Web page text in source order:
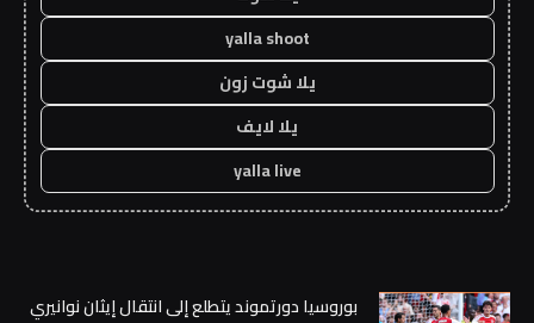
yalla shoot
يلا شوت زون
يلا لايف
yalla live
بوروسيا دورتموند يتطلع إلى انتقال إيثان نوانيري